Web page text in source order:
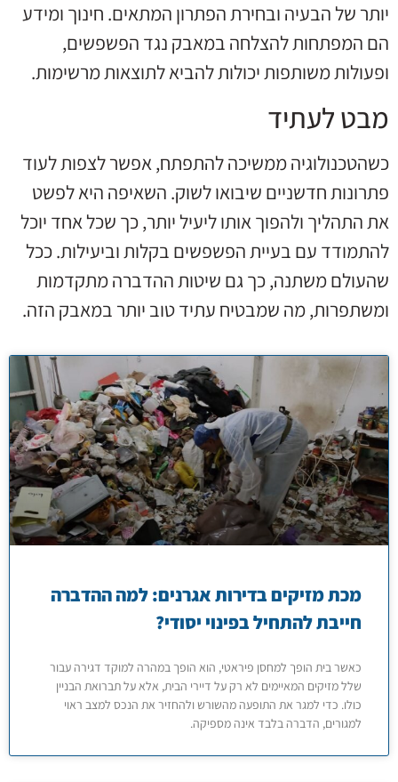
יותר של הבעיה ובחירת הפתרון המתאים. חינוך ומידע
הם המפתחות להצלחה במאבק נגד הפשפשים,
ופעולות משותפות יכולות להביא לתוצאות מרשימות.
מבט לעתיד
כשהטכנולוגיה ממשיכה להתפתח, אפשר לצפות לעוד
פתרונות חדשניים שיבואו לשוק. השאיפה היא לפשט
את התהליך ולהפוך אותו ליעיל יותר, כך שכל אחד יוכל
להתמודד עם בעיית הפשפשים בקלות וביעילות. ככל
שהעולם משתנה, כך גם שיטות ההדברה מתקדמות
ומשתפרות, מה שמבטיח עתיד טוב יותר במאבק הזה.
מכת מזיקים בדירות אגרנים: למה ההדברה
חייבת להתחיל בפינוי יסודי?
כאשר בית הופך למחסן פיראטי, הוא הופך במהרה למוקד דגירה עבור
שלל מזיקים המאיימים לא רק על דיירי הבית, אלא על תברואת הבניין
כולו. כדי למגר את התופעה מהשורש ולהחזיר את הנכס למצב ראוי
למגורים, הדברה בלבד אינה מספיקה.